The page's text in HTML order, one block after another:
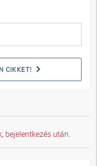
CIKKET!
bejelentkezés után.